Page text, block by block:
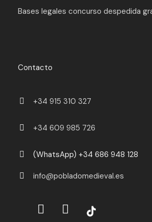
Bases legales concurso despedida
Contacto
+34 915 310 327
+34 609 985 726
(WhatsApp) +34 686 948 128
info@pobladomedieval.es